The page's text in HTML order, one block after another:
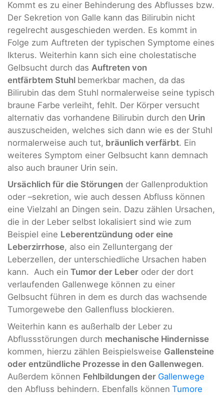
Kommt es zu einer Behinderung des Abflusses bzw.
Der Sekretion von Galle kann das Bilirubin nicht
regelrecht ausgeschieden werden. Es kommt in
Folge zum Auftreten der typischen Symptome eines
Ikterus. Weiterhin kann sich eine cholestatische
Gelbsucht durch das Auftreten von
entfärbtem Stuhl bemerkbar machen, da das
Bilirubin das dem Stuhl normalerweise seine typisch
braune Farbe verleiht, fehlt. Der Körper versucht
alternativ das vorhandene Bilirubin durch den Urin
auszuscheiden, welches sich dann wie es der Stuhl
normalerweise auch tut, bräunlich verfärbt. Ein
weiteres Symptom einer Gelbsucht kann demnach
also auch brauner Urin sein.
Ursächlich für die Störungen der Gallenproduktion
oder –sekretion, wie auch dessen Abfluss können
eine Vielzahl an Dingen sein. Dazu zählen Ursachen,
die in der Leber selbst lokalisiert sind wie zum
Beispiel eine Leberentzündung oder eine
Leberzirrhose, also ein Zelluntergang der
Leberzellen, der unterschiedliche Ursachen haben
kann. Auch ein Tumor der Leber oder der dort
verlaufenden Gallenwege können zu einer
Gelbsucht führen in dem es durch das wachsende
Tumorgewebe den Gallenfluss blockieren.
Weiterhin kann es außerhalb der Leber zu
Abflussstörungen durch mechanische Hindernisse
kommen, hierzu zählen Beispielsweise Gallensteine
oder entzündliche Prozesse in den Gallenwegen.
Außerdem können Fehlbildungen der Gallenwege
den Abfluss behindern. Ebenfalls können Tumore